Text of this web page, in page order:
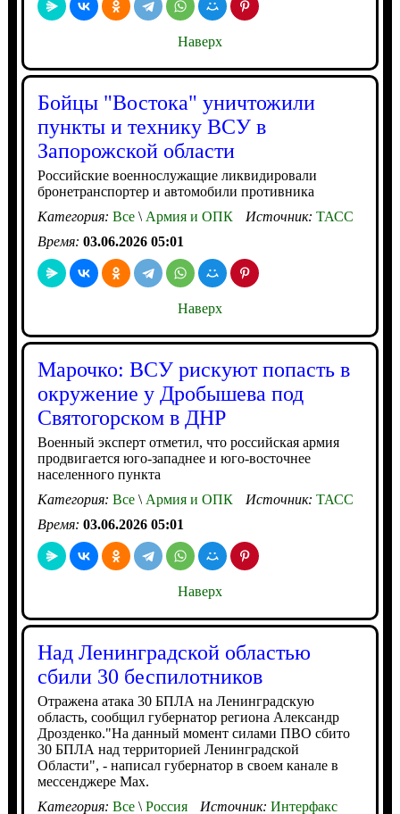
Наверх
Бойцы "Востока" уничтожили
пункты и технику ВСУ в
Запорожской области
Российские военнослужащие ликвидировали
бронетранспортер и автомобили противника
Категория: Все\Армия и ОПК Источник: ТАСС
Время: 03.06.2026 05:01
Наверх
Марочко: ВСУ рискуют попасть в
окружение у Дробышева под
Святогорском в ДНР
Военный эксперт отметил, что российская армия
продвигается юго-западнее и юго-восточнее
населенного пункта
Категория: Все\Армия и ОПК Источник: ТАСС
Время: 03.06.2026 05:01
Наверх
Над Ленинградской областью
сбили 30 беспилотников
Отражена атака 30 БПЛА на Ленинградскую
область, сообщил губернатор региона Александр
Дрозденко."На данный момент силами ПВО сбито
30 БПЛА над территорией Ленинградской
Области", - написал губернатор в своем канале в
мессенджере Max.
Категория: Все\Россия Источник: Интерфакс